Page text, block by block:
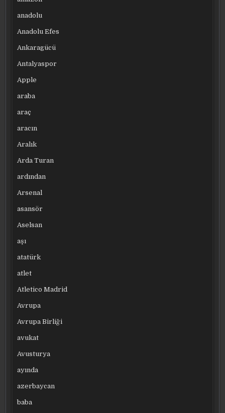
anadolu
Anadolu Efes
Ankaragücü
Antalyaspor
Apple
araba
araç
aracın
Aralık
Arda Turan
ardından
Arsenal
asansör
Aselsan
aşı
atatürk
atlet
Atletico Madrid
Avrupa
Avrupa Birliği
avukat
Avusturya
ayında
azerbaycan
baba